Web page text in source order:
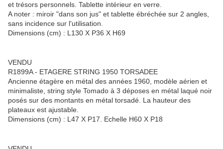
et trésors personnels. Tablette intérieur en verre.
A noter : miroir "dans son jus" et tablette ébréchée sur 2 angles,
sans incidence sur l'utilisation.
Dimensions (cm) : L130 X P36 X H69
VENDU
R1899A - ETAGERE STRING 1950 TORSADEE
Ancienne étagère en métal des années 1960, modèle aérien et
minimaliste, string style Tomado à 3 déposes en métal laqué noir
posés sur des montants en métal torsadé. La hauteur des
plateaux est ajustable.
Dimensions (cm) : L47 X P17. Echelle H60 X P18